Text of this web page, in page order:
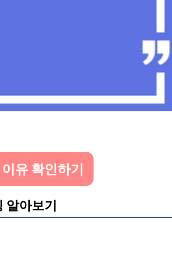
유 확인하기
알아보기